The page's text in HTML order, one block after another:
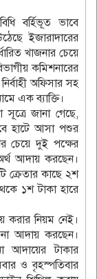
বর্হিভূত ভাবে
ইজারাদারের
খাজনার চেয়ে
কমিশনারের
অফিসার সহ
এক ব্যাক্তি।
জানা গেছে,
হাটে আসা পশুর
চেয়ে দুই পক্ষের
আদায় করছেন।
ক্রেতার কাছে ২শ
১শ টাকা হারে
করার নিয়ম নেই।
আদায় করছেন।
আদায়ের টাকার
ও বৃহস্পতিবার